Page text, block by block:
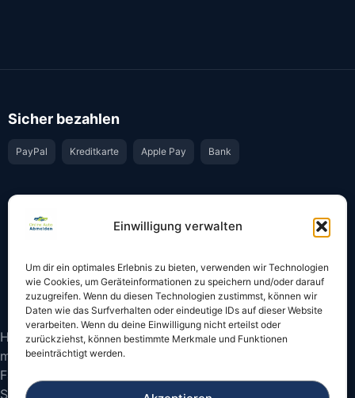
Einwilligung verwalten
Um dir ein optimales Erlebnis zu bieten, verwenden wir Technologien
wie Cookies, um Geräteinformationen zu speichern und/oder darauf
zuzugreifen. Wenn du diesen Technologien zustimmst, können wir
Daten wie das Surfverhalten oder eindeutige IDs auf dieser Website
verarbeiten. Wenn du deine Einwilligung nicht erteilst oder
zurückziehst, können bestimmte Merkmale und Funktionen
beeinträchtigt werden.
Sicher bezahlen
PayPal Kreditkarte Apple Pay Bank
Bestätigung per E-Mail Support per WhatsApp
Hinweis: Die Online-Abmeldung ist nicht in allen Fällen
möglich. Bitte prüfen Sie vor dem Start, ob
Fahrzeugschein und Kennzeichen onlinefähige
Sicherheitscodes besitzen.